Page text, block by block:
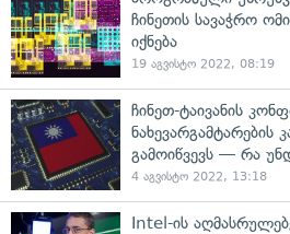
ჩინეთის სავაჭრო
იქნება
19 აგვისტო 2022, 08:19
ჩინეთ-ტაივანის
გამოიწვევს — რა
4 აგვისტო 2022, 13:18
Intel-ის